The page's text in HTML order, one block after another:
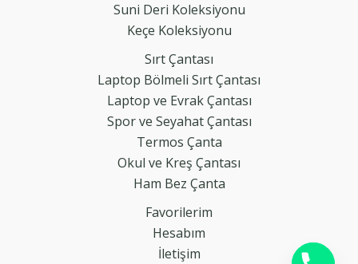
Suni Deri Koleksiyonu
Keçe Koleksiyonu
Sırt Çantası
Laptop Bölmeli Sırt Çantası
Laptop ve Evrak Çantası
Spor ve Seyahat Çantası
Termos Çanta
Okul ve Kreş Çantası
Ham Bez Çanta
Favorilerim
Hesabım
İletişim